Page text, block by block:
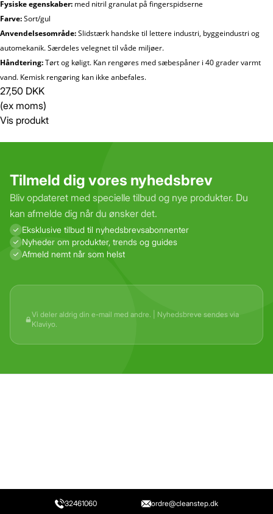
Fysiske egenskaber: med nitril granulat på fingerspidserne
Farve:Sort/gul
Anvendelsesområde:Slidstærk handske til lettere industri, byggeindustri og
automekanik. Særdeles velegnet til våde miljøer.
Håndtering:Tørt og køligt. Kan rengøres med sæbespåner i 40 grader varmt
vand. Kemisk rengøring kan ikke anbefales.
27,50 DKK
(ex moms)
Vis produkt
Tilmeld dig vores nyhedsbrev
Bliv opdateret med specielle tilbud og nye produkter. Du
kan afmelde dig når du ønsker det.
Eksklusive tilbud til nyhedsbrevs­abonnenter
Nyheder om produkter, trends og guides
Afmeld nemt når som helst
Vi deler aldrig din e-mail med andre. | Nyhedsbreve sendes via
Klaviyo.
32461060 ordre@cleanstep.dk